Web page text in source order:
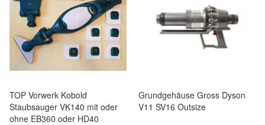
TOP Vorwerk Kobold
Staubsauger VK140 mit oder
ohne EB360 oder HD40
Grundgehäuse Gross Dyson
V11 SV16 Outsize